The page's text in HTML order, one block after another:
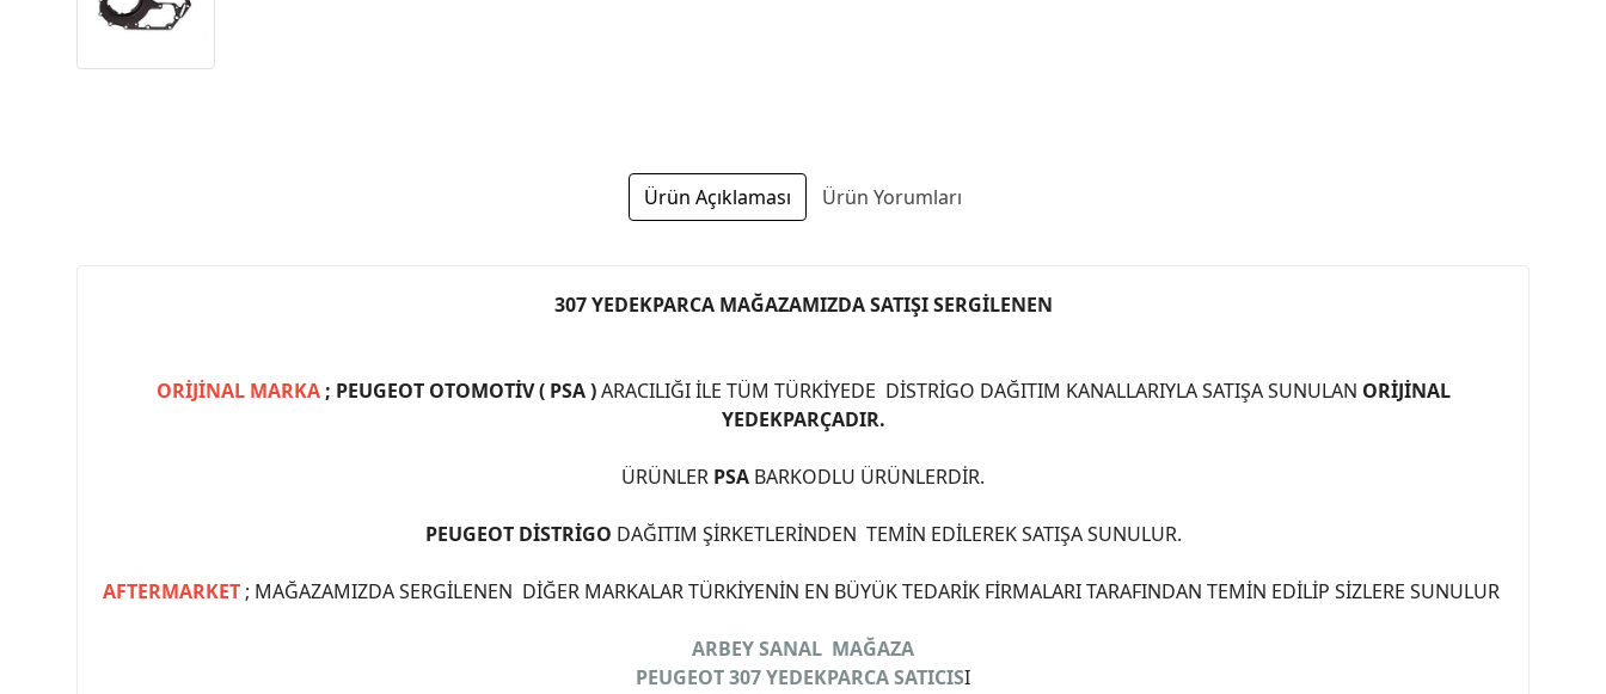
Ürün Açıklaması Ürün Yorumları
307 YEDEKPARCA MAĞAZAMIZDA SATIŞI SERGİLENEN
ORİJİNAL MARKA; PEUGEOT OTOMOTİV ( PSA )ARACILIĞI İLE TÜM TÜRKİYEDE DİSTRİGO DAĞITIM KANALLARIYLA SATIŞA SUNULAN ORİJİNAL
YEDEKPARÇADIR.
ÜRÜNLER PSA BARKODLU ÜRÜNLERDİR.
PEUGEOT DİSTRİGO DAĞITIM ŞİRKETLERİNDEN TEMİN EDİLEREK SATIŞA SUNULUR.
AFTERMARKET ; MAĞAZAMIZDA SERGİLENEN DİĞER MARKALAR TÜRKİYENİN EN BÜYÜK TEDARİK FİRMALARI TARAFINDAN TEMİN EDİLİP SİZLERE SUNULUR
ARBEY SANAL MAĞAZA
PEUGEOT 307 YEDEKPARCA SATICISI